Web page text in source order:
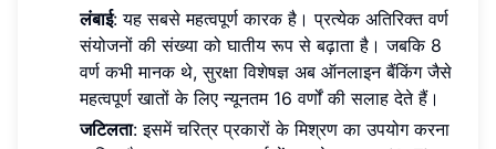
लंबाई: यह सबसे महत्वपूर्ण कारक है। प्रत्येक अतिरिक्त वर्ण
संयोजनों की संख्या को घातीय रूप से बढ़ाता है। जबकि 8
वर्ण कभी मानक थे, सुरक्षा विशेषज्ञ अब ऑनलाइन बैंकिंग जैसे
महत्वपूर्ण खातों के लिए न्यूनतम 16 वर्णों की सलाह देते हैं।
जटिलता: इसमें चरित्र प्रकारों के मिश्रण का उपयोग करना